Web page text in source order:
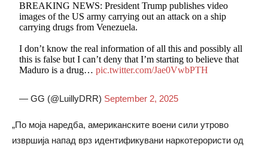
BREAKING NEWS: President Trump publishes video
images of the US army carrying out an attack on a ship
carrying drugs from Venezuela.
I don’t know the real information of all this and possibly all
this is false but I can’t deny that I’m starting to believe that
Maduro is a drug…pic.twitter.com/Jae0VwbPTH
— GG (@LuillyDRR) September 2, 2025
„По моја наредба, американските воени сили утрово
извршија напад врз идентификувани наркотерористи од